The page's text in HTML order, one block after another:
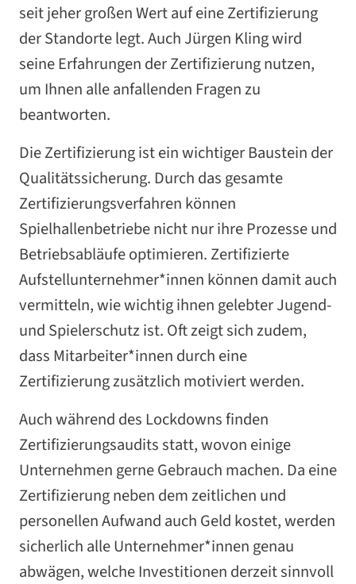
seit jeher großen Wert auf eine Zertifizierung
der Standorte legt. Auch Jürgen Kling wird
seine Erfahrungen der Zertifizierung nutzen,
um Ihnen alle anfallenden Fragen zu
beantworten.
Die Zertifizierung ist ein wichtiger Baustein der
Qualitätssicherung. Durch das gesamte
Zertifizierungsverfahren können
Spielhallenbetriebe nicht nur ihre Prozesse und
Betriebsabläufe optimieren. Zertifizierte
Aufstellunternehmer*innen können damit auch
vermitteln, wie wichtig ihnen gelebter Jugend-
und Spielerschutz ist. Oft zeigt sich zudem,
dass Mitarbeiter*innen durch eine
Zertifizierung zusätzlich motiviert werden.
Auch während des Lockdowns finden
Zertifizierungsaudits statt, wovon einige
Unternehmen gerne Gebrauch machen. Da eine
Zertifizierung neben dem zeitlichen und
personellen Aufwand auch Geld kostet, werden
sicherlich alle Unternehmer*innen genau
abwägen, welche Investitionen derzeit sinnvoll